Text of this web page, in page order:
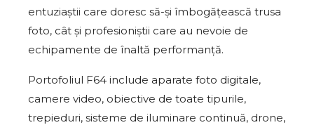
entuziaștii care doresc să-și îmbogățească trusa
foto, cât și profesioniștii care au nevoie de
echipamente de înaltă performanță.
Portofoliul F64 include aparate foto digitale,
camere video, obiective de toate tipurile,
trepieduri, sisteme de iluminare continuă, drone,